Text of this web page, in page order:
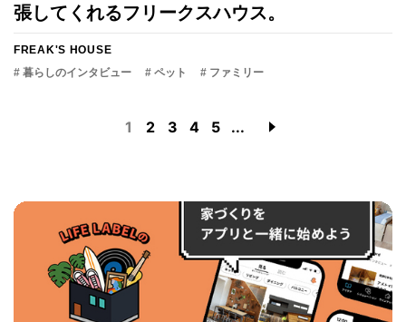
張してくれるフリークスハウス。
FREAK'S HOUSE
# 暮らしのインタビュー
# ペット # ファミリー
1 2 3 4 5 ...